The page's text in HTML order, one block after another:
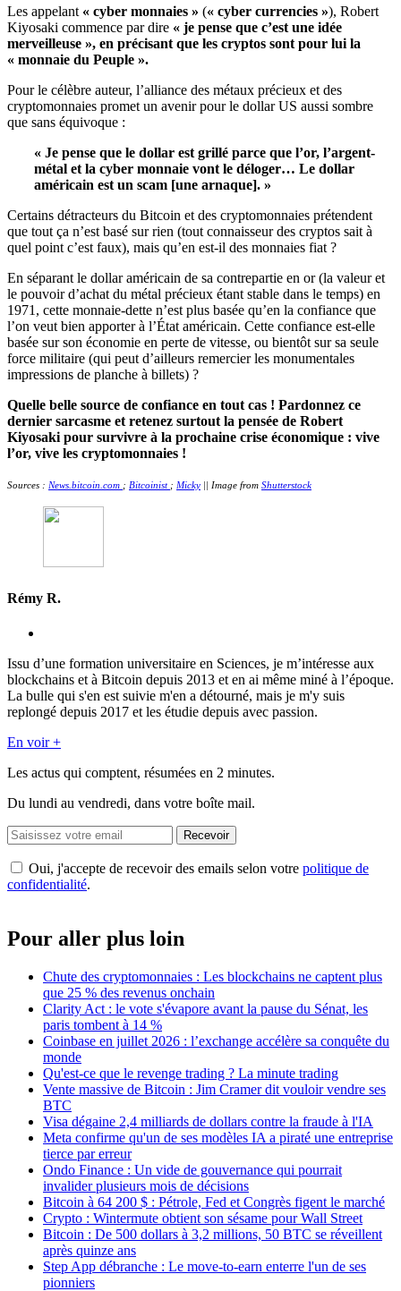
Les appelant « cyber monnaies » (« cyber currencies »), Robert
Kiyosaki commence par dire « je pense que c’est une idée
merveilleuse », en précisant que les cryptos sont pour lui la
« monnaie du Peuple ».
Pour le célèbre auteur, l’alliance des métaux précieux et des
cryptomonnaies promet un avenir pour le dollar US aussi sombre
que sans équivoque :
« Je pense que le dollar est grillé parce que l’or, l’argent-
métal et la cyber monnaie vont le déloger… Le dollar
américain est un scam [une arnaque]. »
Certains détracteurs du Bitcoin et des cryptomonnaies prétendent
que tout ça n’est basé sur rien (tout connaisseur des cryptos sait à
quel point c’est faux), mais qu’en est-il des monnaies fiat ?
En séparant le dollar américain de sa contrepartie en or (la valeur et
le pouvoir d’achat du métal précieux étant stable dans le temps) en
1971, cette monnaie-dette n’est plus basée qu’en la confiance que
l’on veut bien apporter à l’État américain. Cette confiance est-elle
basée sur son économie en perte de vitesse, ou bientôt sur sa seule
force militaire (qui peut d’ailleurs remercier les monumentales
impressions de planche à billets) ?
Quelle belle source de confiance en tout cas ! Pardonnez ce
dernier sarcasme et retenez surtout la pensée de Robert
Kiyosaki pour survivre à la prochaine crise économique : vive
l’or, vive les cryptomonnaies !
Sources : News.bitcoin.com ; Bitcoinist ; Micky || Image from Shutterstock
Rémy R.
Issu d’une formation universitaire en Sciences, je m’intéresse aux
blockchains et à Bitcoin depuis 2013 et en ai même miné à l’époque.
La bulle qui s'en est suivie m'en a détourné, mais je m'y suis
replongé depuis 2017 et les étudie depuis avec passion.
En voir +
Les actus qui comptent, résumées en 2 minutes.
Du lundi au vendredi, dans votre boîte mail.
Recevoir
Oui, j'accepte de recevoir des emails selon votre politique de
confidentialité.
Pour aller plus loin
Chute des cryptomonnaies : Les blockchains ne captent plus
que 25 % des revenus onchain
Clarity Act : le vote s'évapore avant la pause du Sénat, les
paris tombent à 14 %
Coinbase en juillet 2026 : l’exchange accélère sa conquête du
monde
Qu'est-ce que le revenge trading ? La minute trading
Vente massive de Bitcoin : Jim Cramer dit vouloir vendre ses
BTC
Visa dégaine 2,4 milliards de dollars contre la fraude à l'IA
Meta confirme qu'un de ses modèles IA a piraté une entreprise
tierce par erreur
Ondo Finance : Un vide de gouvernance qui pourrait
invalider plusieurs mois de décisions
Bitcoin à 64 200 $ : Pétrole, Fed et Congrès figent le marché
Crypto : Wintermute obtient son sésame pour Wall Street
Bitcoin : De 500 dollars à 3,2 millions, 50 BTC se réveillent
après quinze ans
Step App débranche : Le move-to-earn enterre l'un de ses
pionniers